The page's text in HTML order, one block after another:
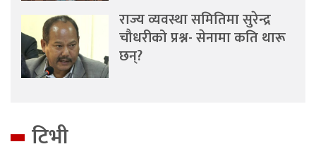
राज्य व्यवस्था समितिमा सुरेन्द्र
चौधरीको प्रश्न- सेनामा कति थारू
छन्?
टिभी